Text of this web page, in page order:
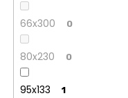
66x300 0
80x230 0
95x133 1